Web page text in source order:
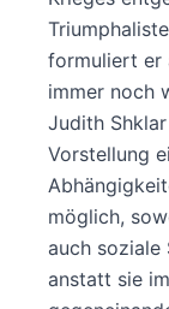
formuliert er
immer noch
Judith
Vorstellung
möglich,
auch soziale
anstatt sie